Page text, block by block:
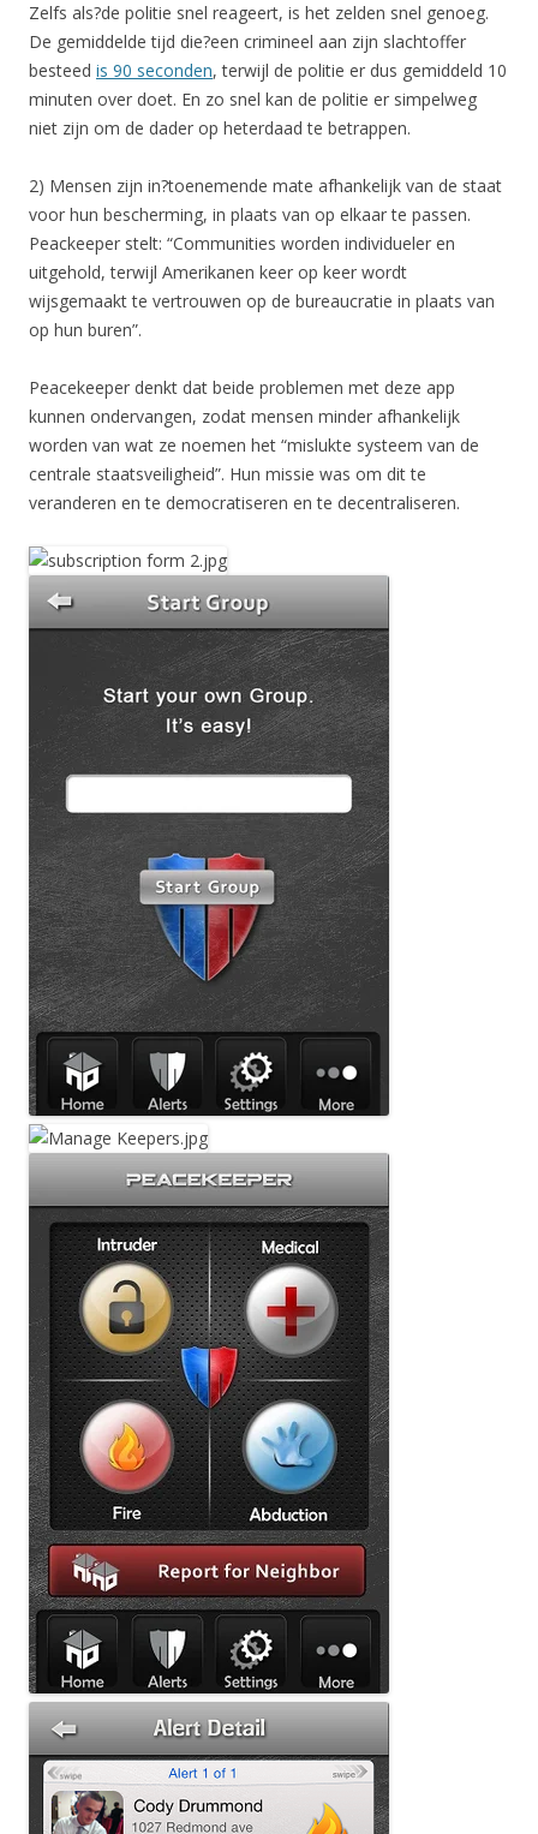
Zelfs als?de politie snel reageert, is het zelden snel genoeg.
De gemiddelde tijd die?een crimineel aan zijn slachtoffer
besteed is 90 seconden, terwijl de politie er dus gemiddeld 10
minuten over doet. En zo snel kan de politie er simpelweg
niet zijn om de dader op heterdaad te betrappen.
2) Mensen zijn in?toenemende mate afhankelijk van de staat
voor hun bescherming, in plaats van op elkaar te passen.
Peackeeper stelt: “Communities worden individueler en
uitgehold, terwijl Amerikanen keer op keer wordt
wijsgemaakt te vertrouwen op de bureaucratie in plaats van
op hun buren”.
Peacekeeper denkt dat beide problemen met deze app
kunnen ondervangen, zodat mensen minder afhankelijk
worden van wat ze noemen het “mislukte systeem van de
centrale staatsveiligheid”. Hun missie was om dit te
veranderen en te democratiseren en te decentraliseren.